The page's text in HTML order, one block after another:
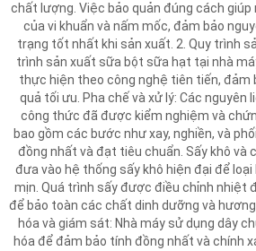
chất lượng. Việc bảo quản đúng cách
của vi khuẩn và nấm mốc, đảm bảo
trạng tốt nhất khi sản xuất. 2. Quy trình
trình sản xuất sữa bột sữa hạt tại nhà
thực hiện theo công nghệ tiên tiến, đảm
quả tối ưu. Pha chế và xử lý: Các nguyên
công thức đã được kiểm nghiệm và
bao gồm các bước như xay, nghiền, và
đồng nhất và đạt tiêu chuẩn. Sấy khô và
đưa vào hệ thống sấy khô hiện đại để
mịn. Quá trình sấy được điều chỉnh nhiệt
để bảo toàn các chất dinh dưỡng và
hóa và giám sát: Nhà máy sử dụng dây
hóa để đảm bảo tính đồng nhất và chính